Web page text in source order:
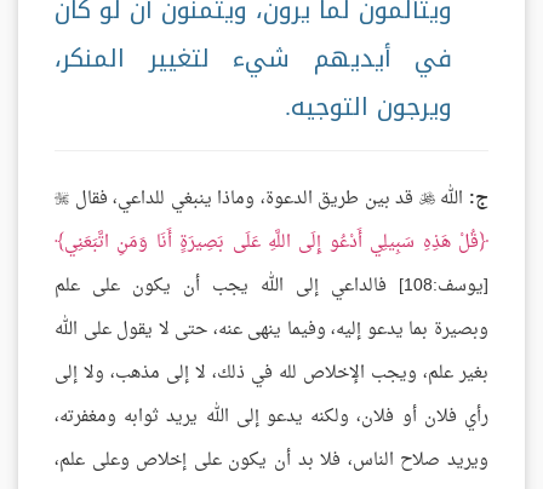
ويتألمون لما يرون، ويتمنون أن لو كان
في أيديهم شيء لتغيير المنكر،
ويرجون التوجيه.
ج: الله قد بين طريق الدعوة، وماذا ينبغي للداعي، فقال 
قُلْ هَذِهِ سَبِيلِي أَدْعُو إِلَى اللَّهِ عَلَى بَصِيرَةٍ أَنَا وَمَنِ اتَّبَعَنِي
[يوسف:108] فالداعي إلى الله يجب أن يكون على علم
وبصيرة بما يدعو إليه، وفيما ينهى عنه، حتى لا يقول على الله
بغير علم، ويجب الإخلاص لله في ذلك، لا إلى مذهب، ولا إلى
رأي فلان أو فلان، ولكنه يدعو إلى الله يريد ثوابه ومغفرته،
ويريد صلاح الناس، فلا بد أن يكون على إخلاص وعلى علم،